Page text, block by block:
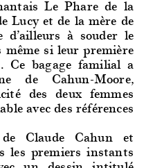
Le Phare de la
Lucy et de la mère de
d’ailleurs à souder le
même si leur première
Ce bagage familial a
de Cahun-Moore,
des deux femmes
avec des références
Claude Cahun et
les premiers instants